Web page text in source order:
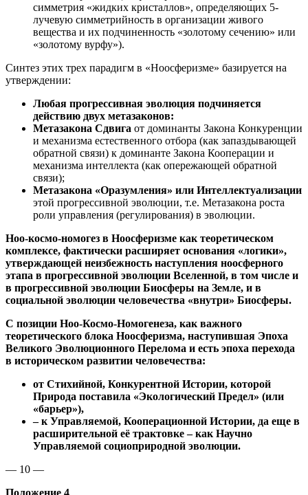
симметрия «жидких кристаллов», определяющих 5-
лучевую симметрийность в организации живого
вещества и их подчиненность «золотому сечению» или
«золотому вурфу»).
Синтез этих трех парадигм в «Ноосферизме» базируется на
утверждении:
Любая прогрессивная эволюция подчиняется
действию двух метазаконов:
Метазакона Сдвига от доминанты Закона Конкуренции
и механизма естественного отбора (как запаздывающей
обратной связи) к доминанте Закона Кооперации и
механизма интеллекта (как опережающей обратной
связи);
Метазакона «Оразумления» или Интеллектуализации
этой прогрессивной эволюции, т.е. Метазакона роста
роли управления (регулирования) в эволюции.
Ноо-космо-номогез в Ноосферизме как теоретическом
комплексе, фактически расширяет основания «логики»,
утверждающей неизбежность наступления ноосферного
этапа в прогрессивной эволюции Вселенной, в том числе и
в прогрессивной эволюции Биосферы на Земле, и в
социальной эволюции человечества «внутри» Биосферы.
С позиции Ноо-Космо-Номогенеза, как важного
теоретического блока Ноосферизма, наступившая Эпоха
Великого Эволюционного Перелома и есть эпоха перехода
в историческом развитии человечества:
от Стихийной, Конкурентной Истории, которой
Природа поставила «Экологический Предел» (или
«барьер»),
– к Управляемой, Кооперационной Истории, да еще в
расширительной её трактовке – как Научно
Управляемой социоприродной эволюции.
— 10 —
Положение 4